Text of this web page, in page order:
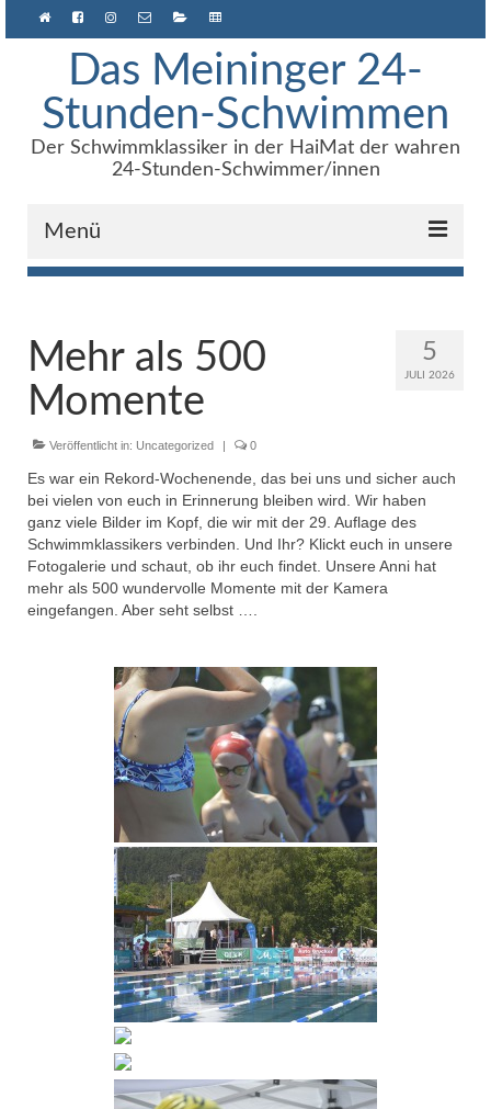
Das Meininger 24-
Stunden-Schwimmen
Der Schwimmklassiker in der HaiMat der wahren
24-Stunden-Schwimmer/innen
Menü
Über uns
Archiv
e24h – Software
Links
Kontakt
5
JULI 2026
Mehr als 500
Momente
Veröffentlicht in: Uncategorized | 0
Es war ein Rekord-Wochenende, das bei uns und sicher auch
bei vielen von euch in Erinnerung bleiben wird. Wir haben
ganz viele Bilder im Kopf, die wir mit der 29. Auflage des
Schwimmklassikers verbinden. Und Ihr? Klickt euch in unsere
Fotogalerie und schaut, ob ihr euch findet. Unsere Anni hat
mehr als 500 wundervolle Momente mit der Kamera
eingefangen. Aber seht selbst ….